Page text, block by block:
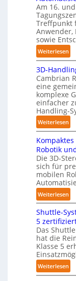
b
o
t
d
i
g
e
P
o
l
y
m
e
r
l
a
g
e
r
f
ü
r
T
a
c
h
r
o
b
o
t
Am 16.
Treffpunkt
Anwender,
sowie
Weiterlesen:
A
u
t
o
m
a
t
i
s
i
e
r
u
n
g
s
t
r
e
f
f
0
3D-
Cambrian
eine
komplexe
einfacher
Handling-
Weiterlesen:
3
D
-
H
a
n
d
l
n
g
-
S
y
s
t
Robotik
Die 3D-
sich für
mobilen
Weiterlesen:
K
o
m
p
a
k
t
e
Shuttle-
5
Das
hat die
Klasse 5
Weiterlesen:
S